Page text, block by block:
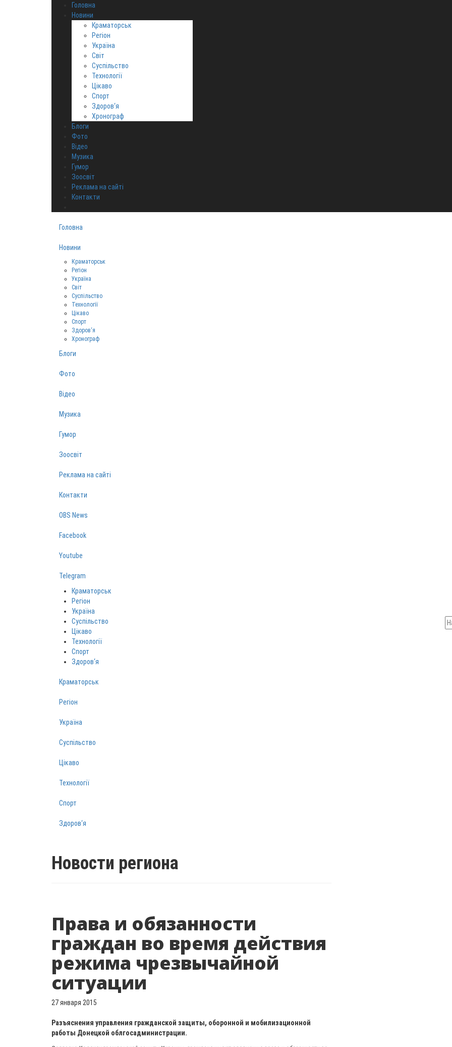
Головна
Новини
Краматорськ
Регіон
Україна
Світ
Суспільство
Технології
Цікаво
Спорт
Здоров‘я
Хронограф
Блоги
Фото
Відео
Музика
Гумор
Зоосвіт
Реклама на сайті
Контакти
Головна
Новини
Краматорськ
Регіон
Україна
Світ
Суспільство
Технології
Цікаво
Спорт
Здоров‘я
Хронограф
Блоги
Фото
Відео
Музика
Гумор
Зоосвіт
Реклама на сайті
Контакти
OBS News
Facebook
Youtube
Telegram
Краматорськ
Регіон
Україна
Суспільство
Цікаво
Технології
Спорт
Здоров‘я
Краматорськ
Регіон
Україна
Суспільство
Цікаво
Технології
Спорт
Здоров‘я
Новости региона
Права и обязанности
граждан во время действия
режима чрезвычайной
ситуации
27 января 2015
Разъяснения управления гражданской защиты, оборонной и мобилизационной
работы Донецкой облгосадминистрации.